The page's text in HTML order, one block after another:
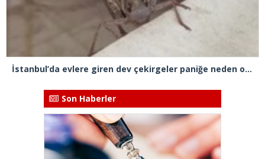
İstanbul’da evlere giren dev çekirgeler paniğe neden oldu
Son Haberler